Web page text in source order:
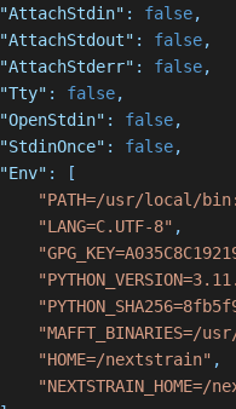
"AttachStdin" : false,
"AttachStdout" : false,
"AttachStderr" : false,
"Tty" : false,
"OpenStdin" : false,
"StdinOnce" : false,
"Env" :
[
"PATH=/usr/local/
"LANG=C.UTF-8" ,
"MAFFT_BINARIES=/
"HOME=/nextstrain" ,